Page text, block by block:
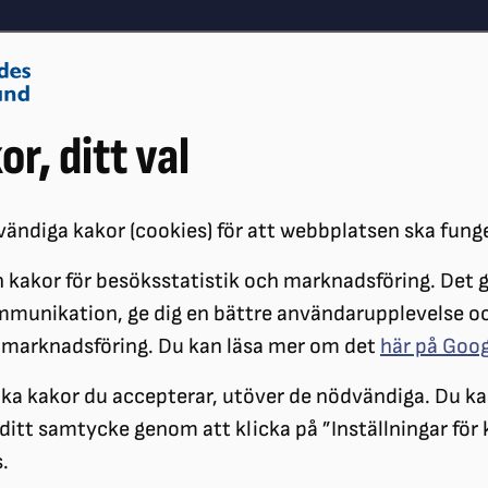
ditt val
kakor (cookies) för att webbplatsen ska
kakor för besöksstatistik och marknadsföring. Det
ge dig en bättre användarupplevelse
Du kan läsa mer om det här på
kakor du accepterar, utöver de nödvändiga. Du
samtycke genom att klicka på ”Inställningar för
Påverkansarbete
DISTRIKT SRF SKÅNE SRF SKÅNES
Verksamhet